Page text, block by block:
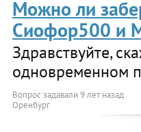
Можно ли
Сиофор500 и
Здравствуйте,
одновременном
Вопрос задавали 9 лет назад
Оренбург